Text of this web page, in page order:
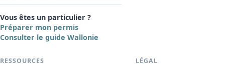
Vous êtes un particulier ?
Préparer mon permis
Consulter le guide Wallonie
RESSOURCES LÉGAL